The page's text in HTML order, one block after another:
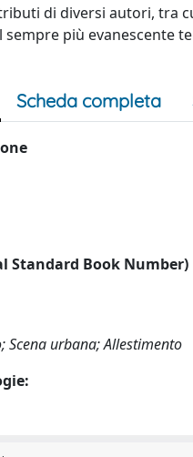
di diversi autori, tra
più evanescente
Scheda completa
Standard Book Number)
Scena urbana; Allestimento